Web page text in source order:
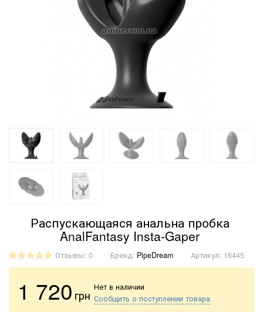
Распускающаяся анальна пробка
AnalFantasy Insta-Gaper
Отзывы: 0 Бренд: PipeDream Артикул: 16445
1 720 грн
Нет в наличии
Сообщить о поступлении товара